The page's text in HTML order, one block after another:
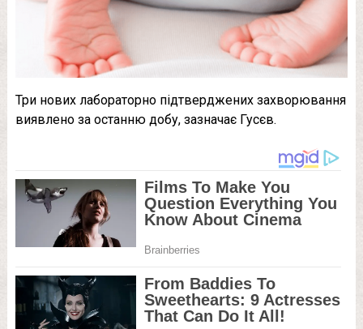
Три нових лабораторно підтверджених захворювання
виявлено за останню добу, зазначає Гусєв.